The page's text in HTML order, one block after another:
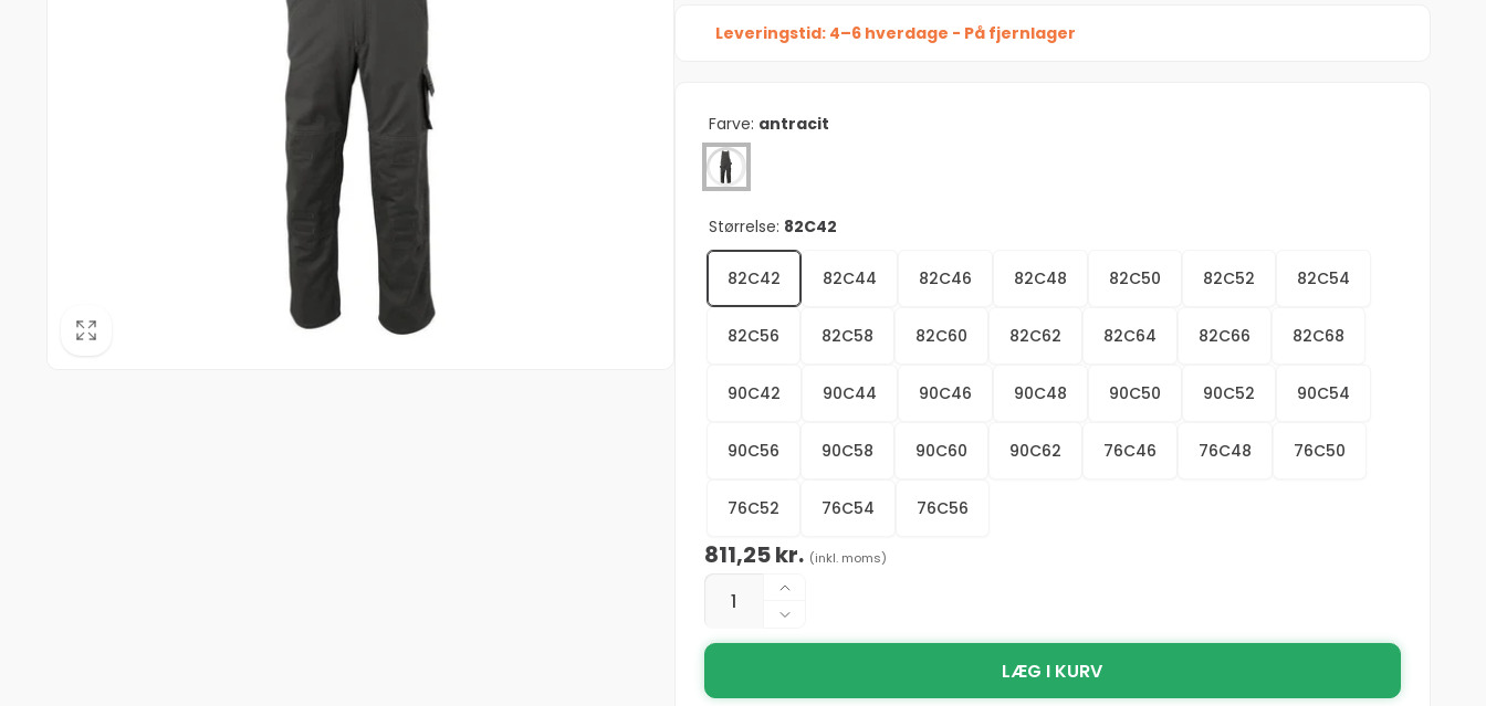
Leveringstid: 4–6 hverdage - På fjernlager
Farve: antracit
Størrelse: 82C42
82C42 82C44 82C46 82C48 82C50 82C52 82C54
82C56 82C58 82C60 82C62 82C64 82C66 82C68
90C42 90C44 90C46 90C48 90C50 90C52 90C54
90C56 90C58 90C60 90C62 76C46 76C48 76C50
76C52 76C54 76C56
Normalpris
811,25 kr. (inkl. moms)
Antal
Øg
antallet
for
Reducer
antallet
Mascot®
LÆG I KURV